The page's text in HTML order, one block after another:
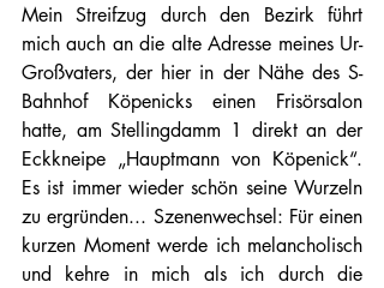
Mein Streifzug durch den Bezirk führt
mich auch an die alte Adresse meines Ur-
Großvaters, der hier in der Nähe des S-
Bahnhof Köpenicks einen Frisörsalon
hatte, am Stellingdamm 1 direkt an der
Eckkneipe „Hauptmann von Köpenick“.
Es ist immer wieder schön seine Wurzeln
zu ergründen... Szenenwechsel: Für einen
kurzen Moment werde ich melancholisch
und kehre in mich als ich durch die